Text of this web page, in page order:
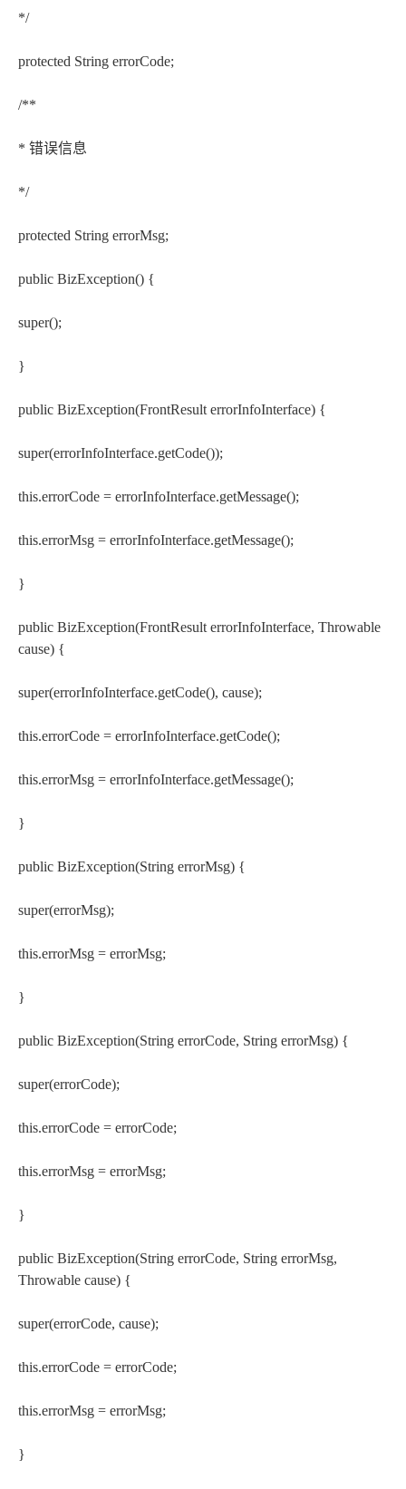
*/
protected String errorCode;
/**
* 错误信息
*/
protected String errorMsg;
public BizException() {
super();
}
public BizException(FrontResult errorInfoInterface) {
super(errorInfoInterface.getCode());
this.errorCode = errorInfoInterface.getMessage();
this.errorMsg = errorInfoInterface.getMessage();
}
public BizException(FrontResult errorInfoInterface, Throwable
cause) {
super(errorInfoInterface.getCode(), cause);
this.errorCode = errorInfoInterface.getCode();
this.errorMsg = errorInfoInterface.getMessage();
}
public BizException(String errorMsg) {
super(errorMsg);
this.errorMsg = errorMsg;
}
public BizException(String errorCode, String errorMsg) {
super(errorCode);
this.errorCode = errorCode;
this.errorMsg = errorMsg;
}
public BizException(String errorCode, String errorMsg,
Throwable cause) {
super(errorCode, cause);
this.errorCode = errorCode;
this.errorMsg = errorMsg;
}